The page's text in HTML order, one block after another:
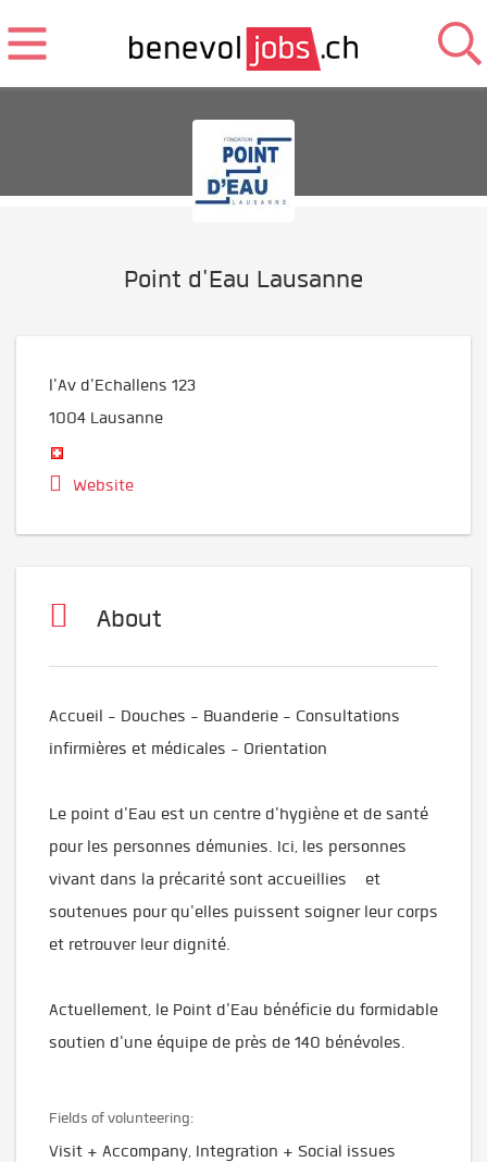
Point d'Eau Lausanne
l'Av d'Echallens 123
1004 Lausanne
Website
About
Accueil - Douches - Buanderie - Consultations
infirmières et médicales - Orientation
Le point d'Eau est un centre d'hygiène et de santé
pour les personnes démunies. Ici, les personnes
vivant dans la précarité sont accueillies et
soutenues pour qu'elles puissent soigner leur corps
et retrouver leur dignité.
Actuellement, le Point d'Eau bénéficie du formidable
soutien d'une équipe de près de 140 bénévoles.
Fields of volunteering:
Visit + Accompany, Integration + Social issues